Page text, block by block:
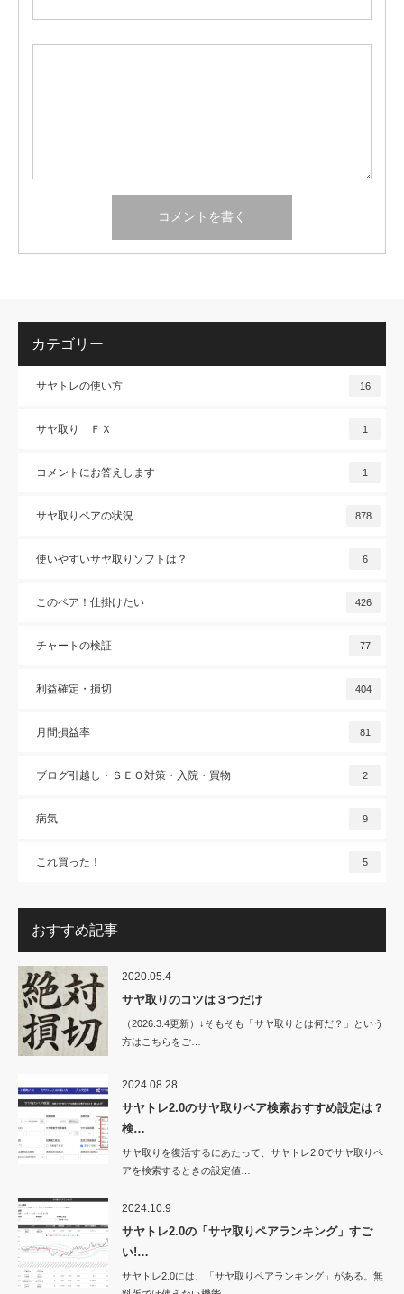
カテゴリー
サヤトレの使い方 16
サヤ取り ＦＸ 1
コメントにお答えします 1
サヤ取りペアの状況 878
使いやすいサヤ取りソフトは？ 6
このペア！仕掛けたい 426
チャートの検証 77
利益確定・損切 404
月間損益率 81
ブログ引越し・ＳＥＯ対策・入院・買物 2
病気 9
これ買った！ 5
おすすめ記事
2020.05.4
サヤ取りのコツは３つだけ
（2026.3.4更新）↓そもそも「サヤ取りとは何だ？」という
方はこちらをご…
2024.08.28
サヤトレ2.0のサヤ取りペア検索おすすめ設定は？
検…
サヤ取りを復活するにあたって、サヤトレ2.0でサヤ取りペ
アを検索するときの設定値…
2024.10.9
サヤトレ2.0の「サヤ取りペアランキング」すご
い!…
サヤトレ2.0には、「サヤ取りペアランキング」がある。無